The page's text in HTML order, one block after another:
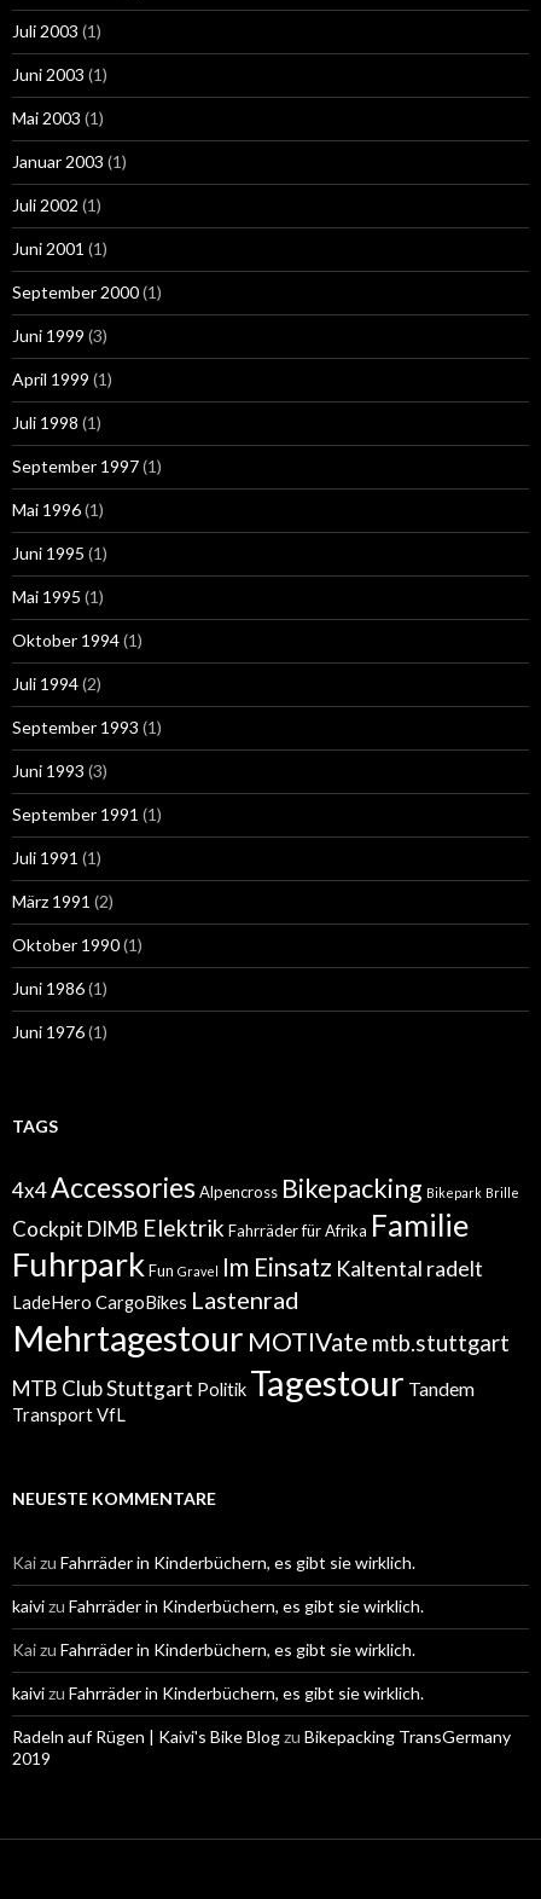
Juli 2003 (1)
Juni 2003 (1)
Mai 2003 (1)
Januar 2003 (1)
Juli 2002 (1)
Juni 2001 (1)
September 2000(1)
Juni 1999 (3)
April 1999 (1)
Juli 1998 (1)
September 1997(1)
Mai 1996(1)
Juni 1995 (1)
Mai 1995 (1)
Oktober 1994(1)
Juli 1994(2)
September 1993 (1)
Juni 1993 (3)
September 1991 (1)
Juli 1991 (1)
März 1991 (2)
Oktober 1990(1)
Juni 1986(1)
Juni 1976(1)
TAGS
4x4AccessoriesAlpencross Bikepacking Bikepark Brille
Cockpit DIMB Elektrik Fahrräder für Afrika Familie
FuhrparkFun Gravel Im Einsatz Kaltental radelt
LadeHero CargoBikes Lastenrad
Mehrtagestour MOTIVate mtb.stuttgart
MTB Club Stuttgart Politik Tagestour Tandem
TransportVfL
NEUESTE KOMMENTARE
Kaizu Fahrräder in Kinderbüchern, es gibt sie wirklich.
kaivizu Fahrräder in Kinderbüchern, es gibt sie wirklich.
Kaizu Fahrräder in Kinderbüchern, es gibt sie wirklich.
kaivizu Fahrräder in Kinderbüchern, es gibt sie wirklich.
Radeln auf Rügen | Kaivi's Bike Blogzu Bikepacking TransGermany
2019